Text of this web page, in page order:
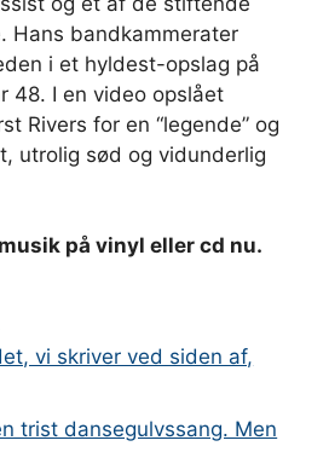
Hans bandkammerater
i et hyldest-opslag på
48. I en video opslået
Rivers for en “legende” og
utrolig sød og vidunderlig
på vinyl eller cd nu.
vi skriver ved siden af,
trist dansegulvssang. Men